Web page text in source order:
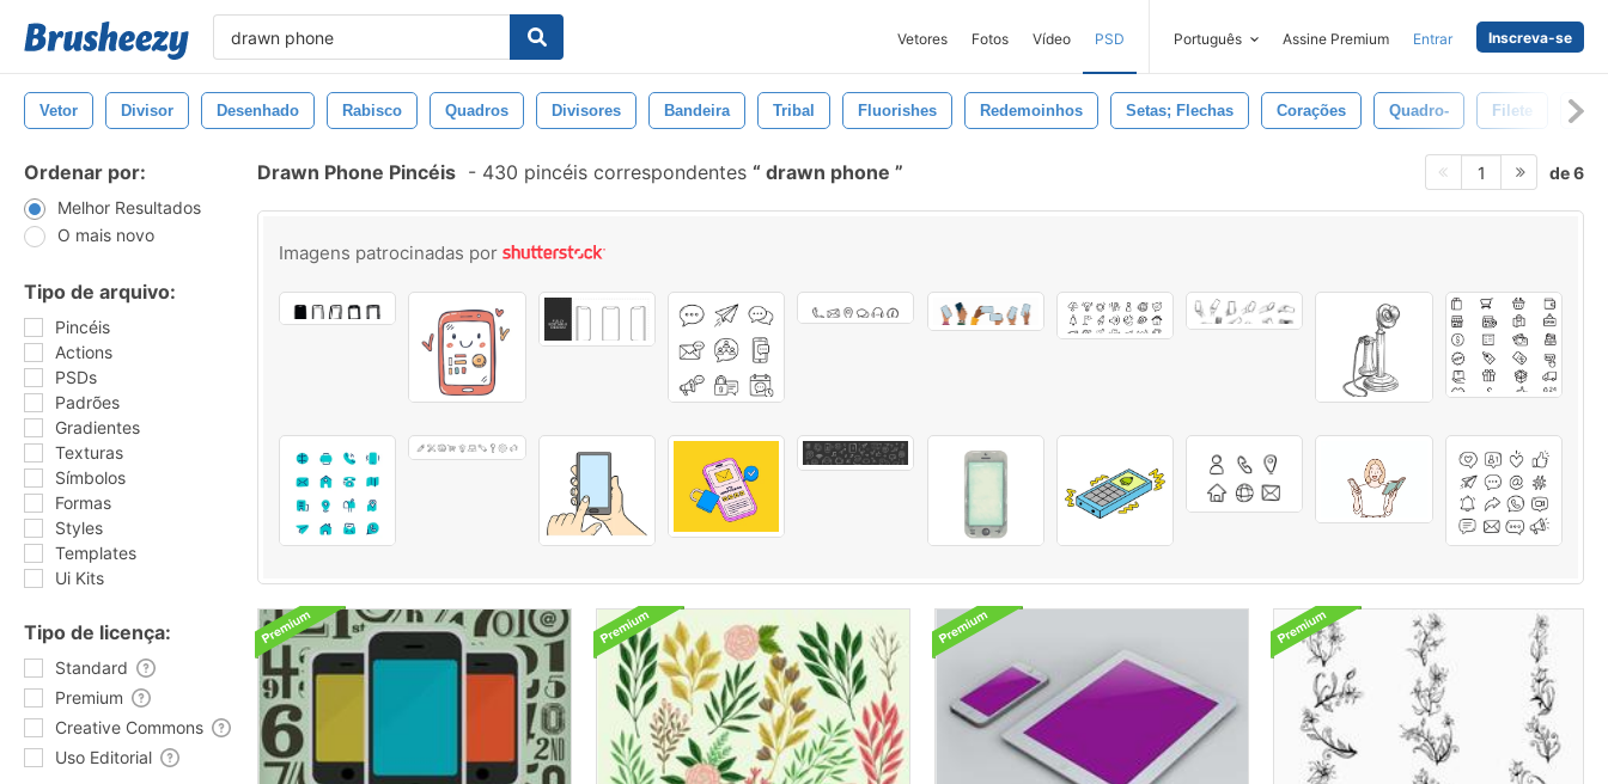
Vetores Fotos Vídeo PSD Português Assine Premium Entrar Inscreva-se
Vetor Divisor Desenhado Rabisco Quadros Divisores Bandeira Tribal Fluorishes Redemoinhos Setas; Flechas Corações Quadro- Filete Giz
Ordenar por:
Melhor Resultados
O mais novo
Tipo de arquivo:
Pincéis
Actions
PSDs
Padrões
Gradientes
Texturas
Símbolos
Formas
Styles
Templates
Ui Kits
Tipo de licença:
Standard
Premium
Creative Commons
Uso Editorial
Drawn Phone Pincéis - 430 pincéis correspondentes drawn phone 1 de 6
Imagens patrocinadas por